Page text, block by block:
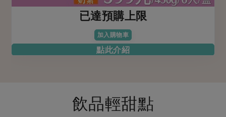
已達預購上限
加入購物車
點此介紹
飲品輕甜點